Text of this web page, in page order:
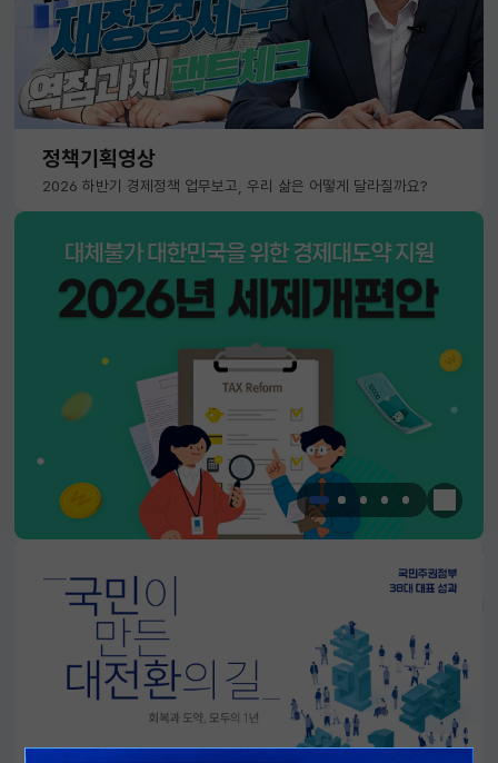
정책기획영상
2026 하반기 경제정책 업무보고, 우리 삶은 어떻게 달라질까요?
한눈에